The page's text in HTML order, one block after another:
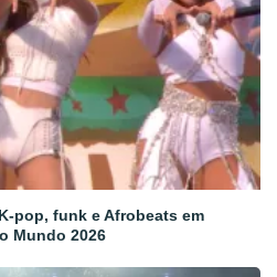
pop, funk e Afrobeats em
Mundo 2026